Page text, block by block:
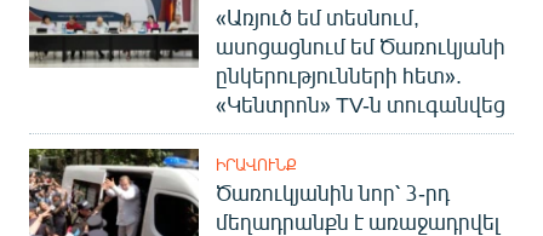
«Առյուծ եմ տեսնում,
ասոցացնում եմ Ծառուկյանի
ընկերությունների հետ».
«Կենտրոն» TV-ն տուգանվեց
ԻՐԱՎՈՒՆՔ
Ծառուկյանին նոր՝ 3-րդ
մեղադրանքն է առաջադրվել